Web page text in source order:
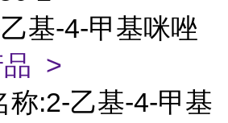
基-4-甲基咪唑
品 >
称:2-乙基-4-甲基